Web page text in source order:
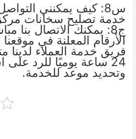
س8: كيف يمكنني
خدمة تصليح سخانات
ج8: يمكنك الاتصال بنا
الأرقام المعلنة في موقعنا
فريق خدمة العملاء لدينا
24 ساعة يوميًا للرد
وتحديد موعد للخدمة.